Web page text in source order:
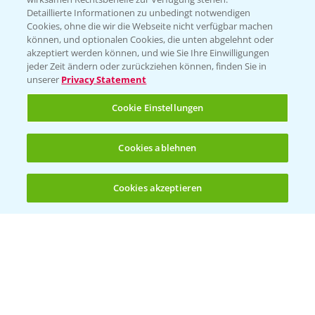
Folgen Sie uns
Allgemeine Nutzungsbedingungen
Datenschutzerklärung
Impressum
Gebrauchshinweise
Detaillierte Informationen zu unbedingt notwendigen
Cookies, ohne die wir die Webseite nicht verfügbar machen
können, und optionalen Cookies, die unten abgelehnt oder
akzeptiert werden können, und wie Sie Ihre Einwilligungen
jeder Zeit ändern oder zurückziehen können, finden Sie in
unserer Privacy Statement
Cookie Einstellungen
Cookies ablehnen
Cookies akzeptieren